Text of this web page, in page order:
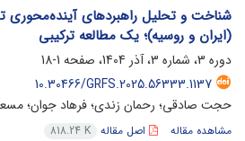
شناخت و تحلیل راهبردهای آینده‌محوری
(ایران و روسیه)؛ یک مطالعه ترکیبی
دوره 3، شماره 3، آذر 1404، صفحه
1-18
10.30466/GRFS.2025.56333.1137
حجت صادقی؛ رحمان زندی؛ فرهاد جوان؛
مشاهده مقاله اصل مقاله 818.24 K